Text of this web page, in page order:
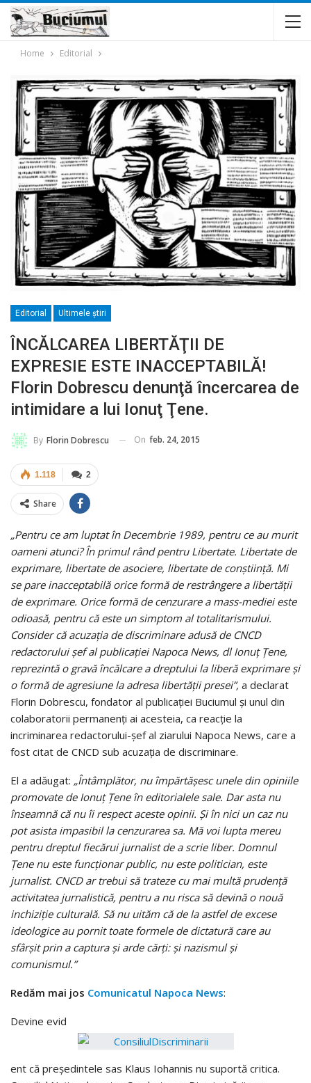
Home Editorial
Editorial Ultimele ştiri
ÎNCĂLCAREA LIBERTĂŢII DE
EXPRESIE ESTE INACCEPTABILĂ!
Florin Dobrescu denunţă încercarea de
intimidare a lui Ionuţ Ţene.
By Florin Dobrescu On feb. 24, 2015
2
1.118
Share
„Pentru ce am luptat în Decembrie 1989, pentru ce au murit
oameni atunci? În primul rând pentru Libertate. Libertate de
exprimare, libertate de asociere, libertate de conştiinţă. Mi
se pare inacceptabilă orice formă de restrângere a libertăţii
de exprimare. Orice formă de cenzurare a mass-mediei este
odioasă, pentru că este un simptom al totalitarismului.
Consider că acuzaţia de discriminare adusă de CNCD
redactorului şef al publicaţiei Napoca News, dl Ionuţ Ţene,
reprezintă o gravă încălcare a dreptului la liberă exprimare şi
o formă de agresiune la adresa libertăţii presei”, a declarat
Florin Dobrescu, fondator al publicaţiei Buciumul şi unul din
colaboratorii permanenţi ai acesteia, ca reacţie la
incriminarea redactorului-şef al ziarului Napoca News, care a
fost citat de CNCD sub acuzaţia de discriminare.
El a adăugat: „Întâmplător, nu împărtăşesc unele din opiniile
promovate de Ionuţ Ţene în editorialele sale. Dar asta nu
înseamnă că nu îi respect aceste opinii. Şi în nici un caz nu
pot asista impasibil la cenzurarea sa. Mă voi lupta mereu
pentru dreptul fiecărui jurnalist de a scrie liber. Domnul
Ţene nu este funcţionar public, nu este politician, este
jurnalist. CNCD ar trebui să trateze cu mai multă prudenţă
activitatea jurnalistică, pentru a nu risca să devină o nouă
inchiziţie culturală. Să nu uităm că de la astfel de excese
ideologice au pornit toate formele de dictatură care au
sfârşit prin a captura şi arde cărţi: şi nazismul şi
comunismul.”
Redăm mai jos Comunicatul Napoca News:
Devine evid
ent că preşedintele sas Klaus Iohannis nu suportă critica.